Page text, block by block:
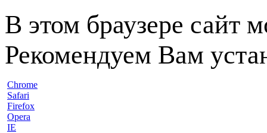
В этом браузере сайт
Рекомендуем Вам
Chrome
Safari
Firefox
Opera
IE